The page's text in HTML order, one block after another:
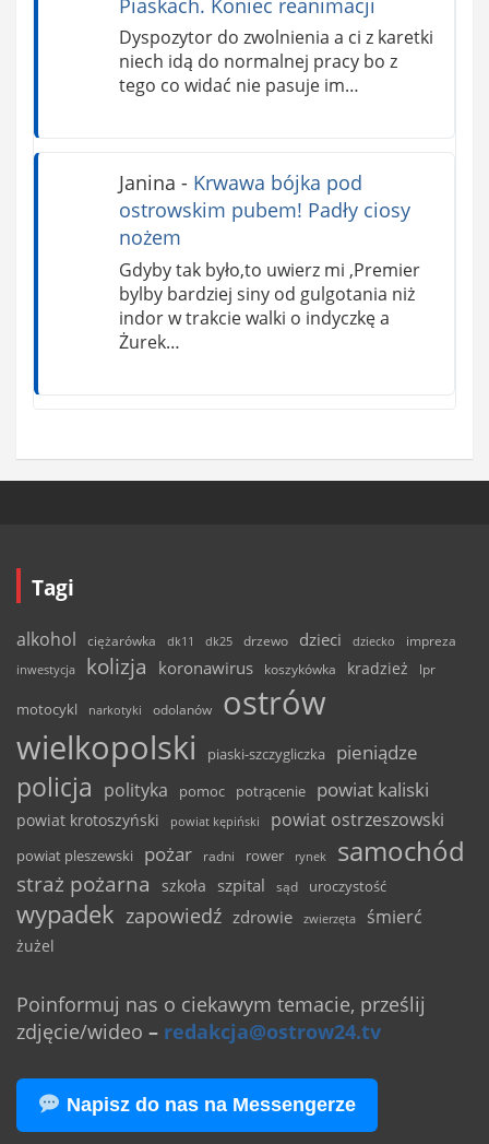
Dyspozytor do zwolnienia a ci z karetki
niech idą do normalnej pracy bo z
tego co widać nie pasuje im…
Janina - Krwawa bójka pod
ostrowskim pubem! Padły ciosy
nożem
Gdyby tak było,to uwierz mi ,Premier
bylby bardziej siny od gulgotania niż
indor w trakcie walki o indyczkę a
Żurek…
Tagi
alkohol ciężarówka dk11 dk25 drzewo dzieci dziecko
impreza
inwestycja
kolizja koronawirus koszykówka kradzież lpr
motocykl narkotyki odolanów
ostrów
wielkopolski
piaski-szczygliczka pieniądze
policja polityka pomoc potrącenie powiat kaliski
powiat krotoszyński powiat kępiński powiat ostrzeszowski
powiat pleszewski pożar radni rower rynek samochód
straż pożarna szkoła szpital sąd uroczystość
wypadek zapowiedź zdrowie zwierzęta śmierć
żużel
Poinformuj nas o ciekawym temacie, prześlij
zdjęcie/wideo – redakcja@ostrow24.tv
Napisz do nas na Messengerze